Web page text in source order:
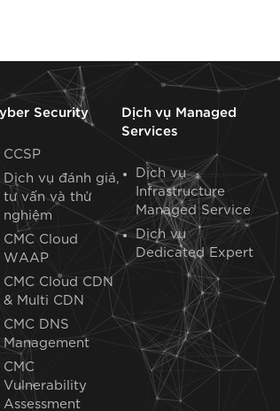
Security
CCSP
Dịch vụ đánh giá,
tư vấn và thử
nghiệm
CMC Cloud
WAAP
CMC Cloud CDN
& Multi CDN
CMC DNS
Management
CMC
Vulnerability
Assessment
Dịch vụ Managed
Services
Dịch vụ
Infrastructure
Managed Service
Dịch vụ
Dedicated Expert​